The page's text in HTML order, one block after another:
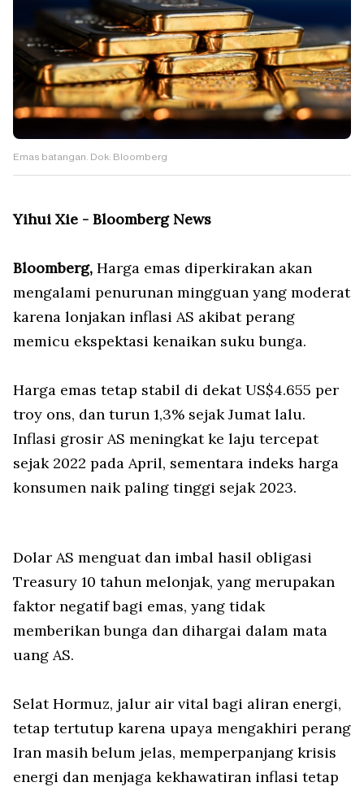
Emas batangan. Dok: Bloomberg
Yihui Xie - Bloomberg News
Bloomberg, Harga emas diperkirakan akan
mengalami penurunan mingguan yang moderat
karena lonjakan inflasi AS akibat perang
memicu ekspektasi kenaikan suku bunga.
Harga emas tetap stabil di dekat US$4.655 per
troy ons, dan turun 1,3% sejak Jumat lalu.
Inflasi grosir AS meningkat ke laju tercepat
sejak 2022 pada April, sementara indeks harga
konsumen naik paling tinggi sejak 2023.
Dolar AS menguat dan imbal hasil obligasi
Treasury 10 tahun melonjak, yang merupakan
faktor negatif bagi emas, yang tidak
memberikan bunga dan dihargai dalam mata
uang AS.
Selat Hormuz, jalur air vital bagi aliran energi,
tetap tertutup karena upaya mengakhiri perang
Iran masih belum jelas, memperpanjang krisis
energi dan menjaga kekhawatiran inflasi tetap